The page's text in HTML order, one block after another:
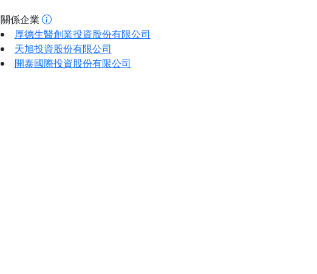
關係企業
厚德生醫創業投資股份有限公司
天旭投資股份有限公司
開泰國際投資股份有限公司